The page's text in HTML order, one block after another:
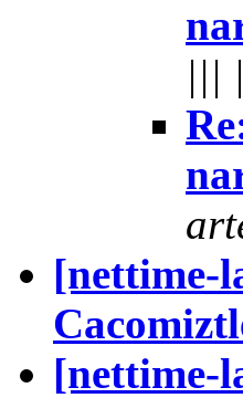
|||
[nettime-
[nettime-